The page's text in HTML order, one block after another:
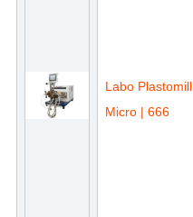
Labo Plastomill
Micro | 666